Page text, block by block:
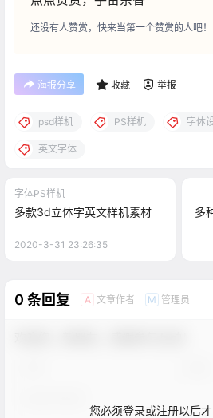
还没有人赞赏，快来当第一个赞赏的人吧！
海报分享 收藏 举报
psd样机 PS样机 字体
英文字体
字体PS样机
多款3d立体字英文样机素材
2020-3-31 23:26:35
多
0 条回复 A 文章作者 M 管理员
您必须登录或注册以后